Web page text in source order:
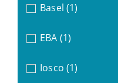
Basel (1)
EBA (1)
Iosco (1)